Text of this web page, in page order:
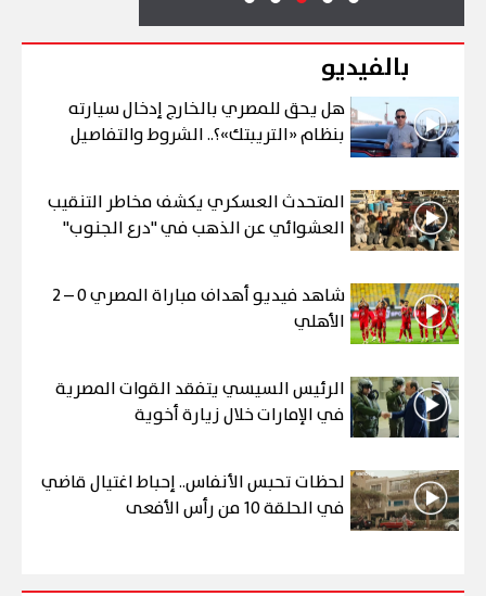
بالفيديو
هل يحق للمصري بالخارج إدخال سيارته
بنظام «التريبتك»؟.. الشروط والتفاصيل
المتحدث العسكري يكشف مخاطر التنقيب
العشوائي عن الذهب في "درع الجنوب"
شاهد فيديو أهداف مباراة المصري 0 – 2
الأهلي
الرئيس السيسي يتفقد القوات المصرية
في الإمارات خلال زيارة أخوية
لحظات تحبس الأنفاس.. إحباط اغتيال قاضي
في الحلقة 10 من رأس الأفعى